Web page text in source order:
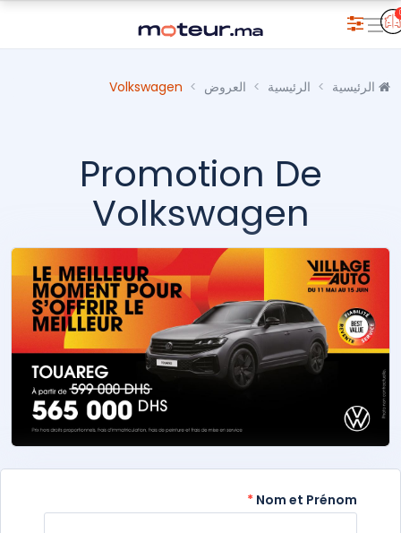
الرئيسية العروض Volkswagen
Promotion De
Volkswagen
Nom et Prénom
*